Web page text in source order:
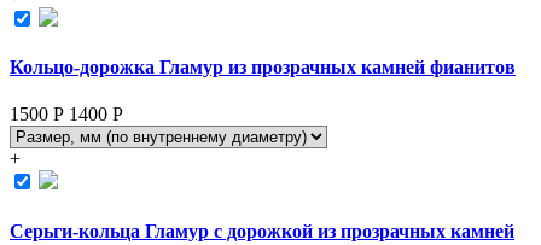
Кольцо-дорожка Гламур из прозрачных камней фианитов
1500 Р 1400 Р
+
Серьги-кольца Гламур с дорожкой из прозрачных камней